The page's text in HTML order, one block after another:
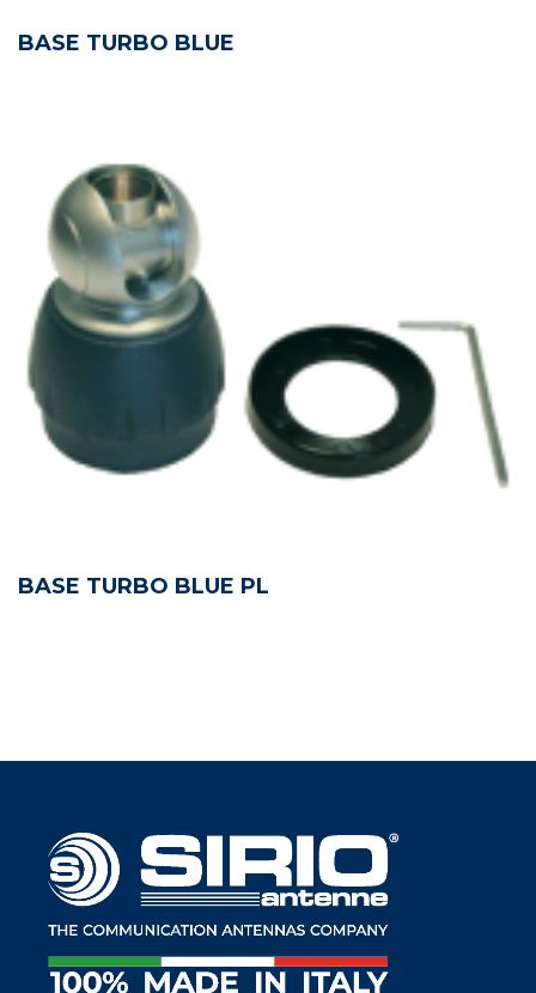
BASE TURBO BLUE
BASE TURBO BLUE PL